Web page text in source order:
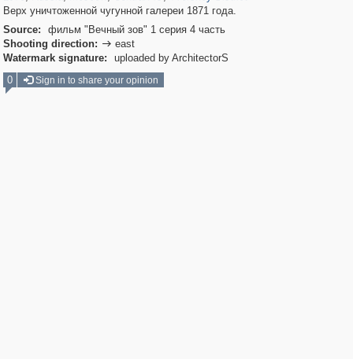
Верх уничтоженной чугунной галереи 1871 года.
Source:
фильм "Вечный зов" 1 серия 4 часть
Shooting direction:  east
Watermark signature:
uploaded by ArchitectorS
0
Sign in to share your opinion